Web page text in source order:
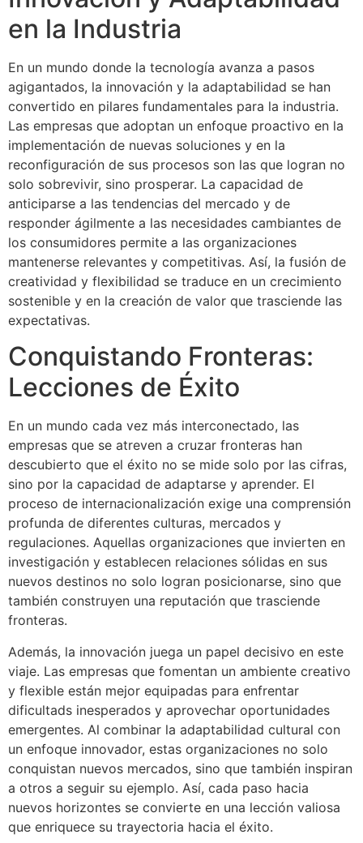
en la Industria
En un mundo donde la tecnología avanza a pasos
agigantados, la innovación y la adaptabilidad se han
convertido en pilares fundamentales para la industria.
Las empresas que adoptan un enfoque proactivo en la
implementación de nuevas soluciones y en la
reconfiguración de sus procesos son las que logran no
solo sobrevivir, sino prosperar. La capacidad de
anticiparse a las tendencias del mercado y de
responder ágilmente a las necesidades cambiantes de
los consumidores permite a las organizaciones
mantenerse relevantes y competitivas. Así, la fusión de
creatividad y flexibilidad se traduce en un crecimiento
sostenible y en la creación de valor que trasciende las
expectativas.
Conquistando Fronteras:
Lecciones de Éxito
En un mundo cada vez más interconectado, las
empresas que se atreven a cruzar fronteras han
descubierto que el éxito no se mide solo por las cifras,
sino por la capacidad de adaptarse y aprender. El
proceso de internacionalización exige una comprensión
profunda de diferentes culturas, mercados y
regulaciones. Aquellas organizaciones que invierten en
investigación y establecen relaciones sólidas en sus
nuevos destinos no solo logran posicionarse, sino que
también construyen una reputación que trasciende
fronteras.
Además, la innovación juega un papel decisivo en este
viaje. Las empresas que fomentan un ambiente creativo
y flexible están mejor equipadas para enfrentar
dificultads inesperados y aprovechar oportunidades
emergentes. Al combinar la adaptabilidad cultural con
un enfoque innovador, estas organizaciones no solo
conquistan nuevos mercados, sino que también inspiran
a otros a seguir su ejemplo. Así, cada paso hacia
nuevos horizontes se convierte en una lección valiosa
que enriquece su trayectoria hacia el éxito.